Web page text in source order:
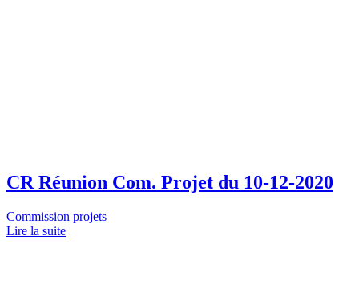
CR Réunion Com. Projet du 10-12-2020
Commission projets
Lire la suite